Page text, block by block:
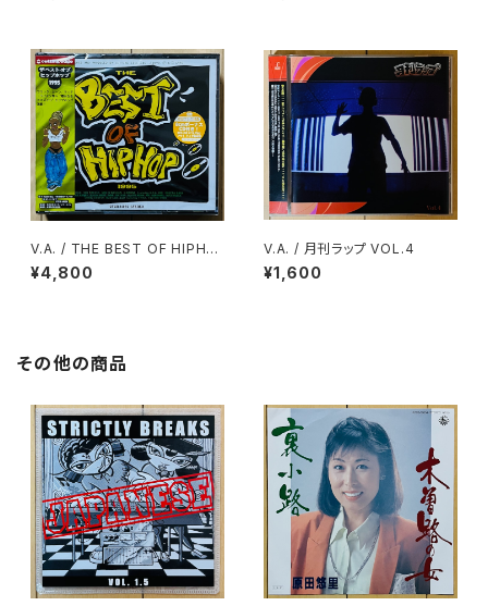
V.A. / THE BEST OF HIPHO
P 1995(2CD)
¥4,800
V.A. / 月刊ラップ VOL.4
¥1,600
その他の商品